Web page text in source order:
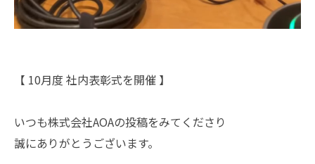
【 10月度 社内表彰式を開催 】
いつも株式会社AOAの投稿をみてくださり
誠にありがとうございます。